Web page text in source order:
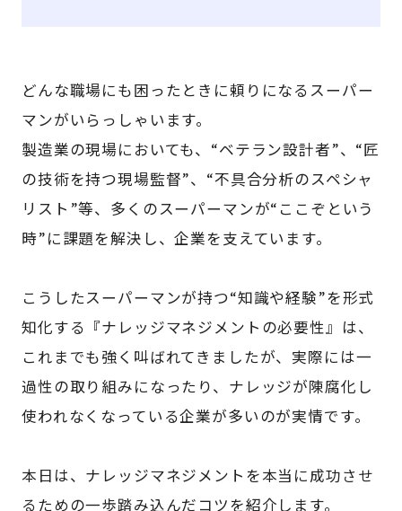
どんな職場にも困ったときに頼りになるスーパー
マンがいらっしゃいます。
製造業の現場においても、“ベテラン設計者”、“匠
の技術を持つ現場監督”、“不具合分析のスペシャ
リスト”等、多くのスーパーマンが“ここぞという
時”に課題を解決し、企業を支えています。
こうしたスーパーマンが持つ“知識や経験”を形式
知化する『ナレッジマネジメントの必要性』は、
これまでも強く叫ばれてきましたが、実際には一
過性の取り組みになったり、ナレッジが陳腐化し
使われなくなっている企業が多いのが実情です。
本日は、ナレッジマネジメントを本当に成功させ
るための一歩踏み込んだコツを紹介します。